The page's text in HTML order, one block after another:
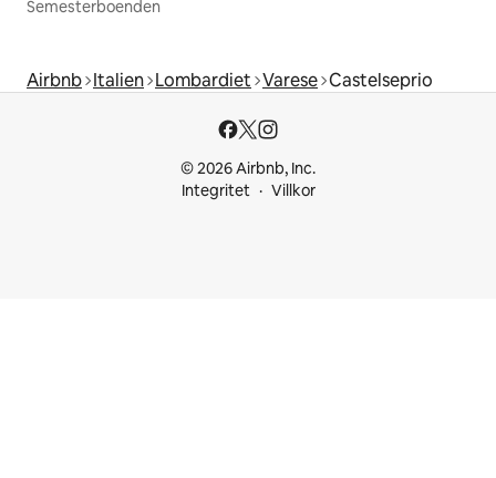
Semesterboenden
Airbnb Italien Lombardiet Varese Castelseprio
© 2026 Airbnb, Inc.
Integritet
Villkor